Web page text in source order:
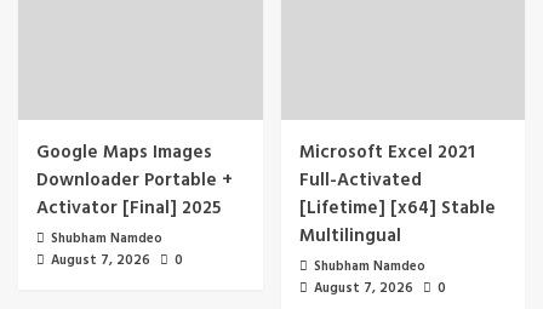
Google Maps Images
Downloader Portable +
Activator [Final] 2025
Shubham Namdeo
August 7, 2026
0
Microsoft Excel 2021
Full-Activated
[Lifetime] [x64] Stable
Multilingual
Shubham Namdeo
August 7, 2026
0